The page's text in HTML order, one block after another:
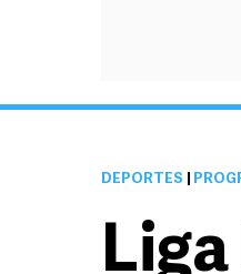
DEPORTES